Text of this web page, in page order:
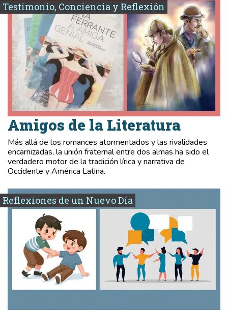
Testimonio, Conciencia y Reflexión
Amigos de la Literatura
Más allá de los romances atormentados y las rivalidades
encarnizadas, la unión fraternal entre dos almas ha sido el
verdadero motor de la tradición lírica y narrativa de
Occidente y América Latina.
Reflexiones de un Nuevo Día